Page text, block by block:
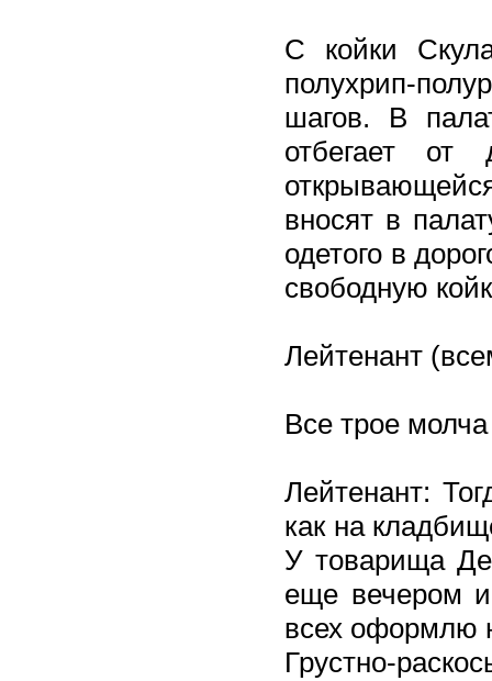
С койки
полухрип-
шагов. В
отбегает
вносят в
одетого в
свободную
Лейтенант
Все трое
Лейтенант:
как на
У товарища
еще вечером
всех оформлю
Грустно-